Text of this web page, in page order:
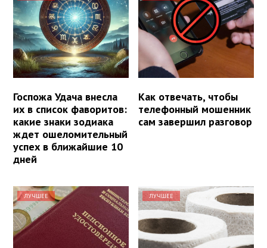
Госпожа Удача внесла
их в список фаворитов:
какие знаки зодиака
ждет ошеломительный
успех в ближайшие 10
дней
Как отвечать, чтобы
телефонный мошенник
сам завершил разговор
ЛУЧШЕЕ ЛУЧШЕЕ